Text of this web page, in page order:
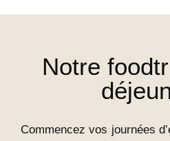
Notre
Commencez vos journées